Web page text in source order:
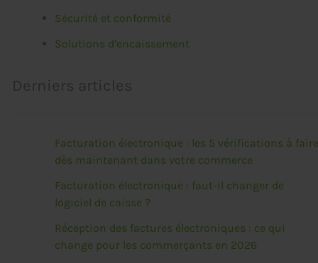
Sécurité et conformité
Solutions d’encaissement
Derniers articles
Facturation électronique : les 5 vérifications à
dès maintenant dans votre commerce
Facturation électronique : faut-il changer de
logiciel de caisse ?
Réception des factures électroniques : ce qui
change pour les commerçants en 2026